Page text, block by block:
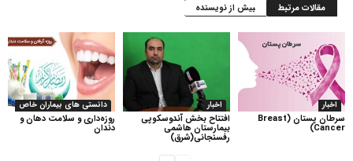
مقالات مرتبط بیش از نویسنده
دانستی های بیماران خاص
روزه‌داری و سلامت دهان و
دندان
اخبار
افتتاح بخش آندوسکوپی
بیمارستان هاشمی
رفسنجانی(شرق)
اخبار
سرطان پستان (Breast
Cancer)